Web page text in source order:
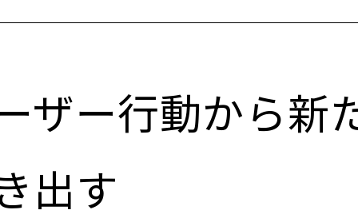
ザー行動から新
出す